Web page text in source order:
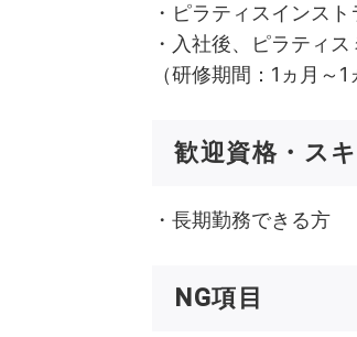
・ピラティスインス
・入社後、ピラティ
（研修期間：1ヵ月～
歓迎資格・ス
・長期勤務できる方
NG項目